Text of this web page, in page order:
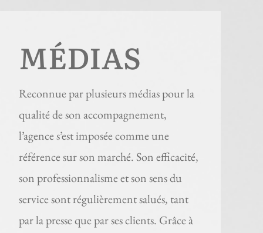
MÉDIAS
Reconnue par plusieurs médias pour la
qualité de son accompagnement,
l’agence s’est imposée comme une
référence sur son marché. Son efficacité,
son professionnalisme et son sens du
service sont régulièrement salués, tant
par la presse que par ses clients. Grâce à